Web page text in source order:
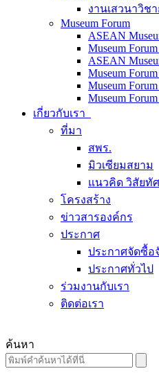
งานเสวนาวิชา
Museum Forum
ASEAN
Museum Forum
ASEAN
Museum
Museum
Museum
เกี่ยวกับเรา
ที่มา
สพร.
มิวเซียมสยาม
แนวคิด วิสัยทั
โครงสร้าง
ข่าวสารองค์กร
ประกาศ
ประกาศจัดซื้อ
ประกาศทั่วไป
ร่วมงานกับเรา
ติดต่อเรา
ค้นหา